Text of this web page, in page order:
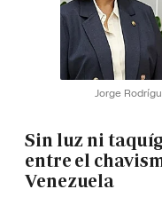
Jorge
Sin luz ni
entre el
Venezuela